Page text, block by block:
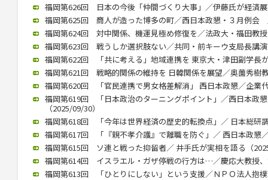
福岡第626回 日本の今後「仲間づくり大事」／伊藤氏が経済
福岡第625回 商人が造った博多の町／西日本政懇・３月例会
福岡第624回 対中関係、機運見極め修復を／法政大・福田教
福岡第623回 戦うしか選択肢ない／共同・前キーウ支局長講
福岡第622回 「共に考える」地域連携を 東京大・津田副学長
福岡第621回 戦略的関係の維持を 日韓関係を展望／奥薗秀樹
福岡第620回 「官民連携で男女格差解消」 西日本政懇／企業
福岡第619回 「日本政治のターニングポイント」／西日本政
（2025/09/30）
福岡第618回 「今年は世界経済の歴史的転換点」／ 日本総
福岡第617回 「『親不孝介護』で離職を防ぐ」／ 西日本政懇
福岡第615回 ソ連と戦った抑留者／ 井手氏が実相を語る（
福岡第614回 イスラエル・ガザ停戦の行方は…／慶応大教授
福岡第613回 「ひとりにしない」という支援／ＮＰＯ法人抱